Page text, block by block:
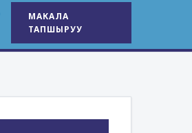
МАКАЛА
ТАПШЫРУУ